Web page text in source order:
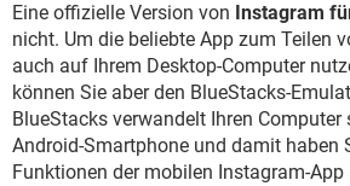
Eine offizielle Version von Instagram
nicht. Um die beliebte App zum Teilen
auch auf Ihrem Desktop-Computer
können Sie aber den BlueStacks-
BlueStacks verwandelt Ihren Computer
Android-Smartphone und damit haben
Funktionen der mobilen Instagram-